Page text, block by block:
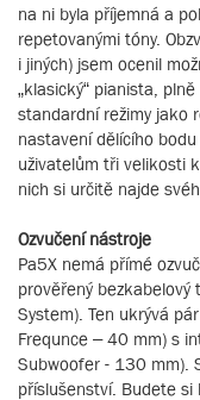
na ni byla příjemná a
repetovanými tóny.
i jiných) jsem ocenil
„klasický“ pianista,
standardní režimy jako
nastavení dělícího
uživatelům tři velikosti
nich si určitě najde
Ozvučení nástroje
Pa5X nemá přímé
prověřený bezkabelový
System). Ten ukrývá
Frequnce – 40 mm) s
Subwoofer - 130 mm).
příslušenství. Budete